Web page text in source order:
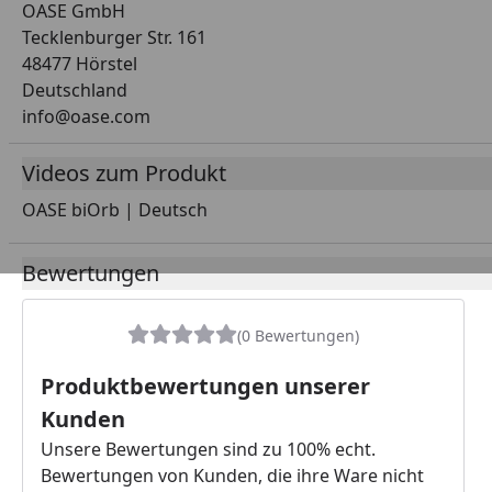
OASE GmbH
Tecklenburger Str. 161
48477 Hörstel
Deutschland
info@oase.com
Videos zum Produkt
OASE biOrb | Deutsch
Youtube-
Bewertungen
(0 Bewertungen)
Produktbewertungen unserer
Kunden
Unsere Bewertungen sind zu 100% echt.
Bewertungen von Kunden, die ihre Ware nicht